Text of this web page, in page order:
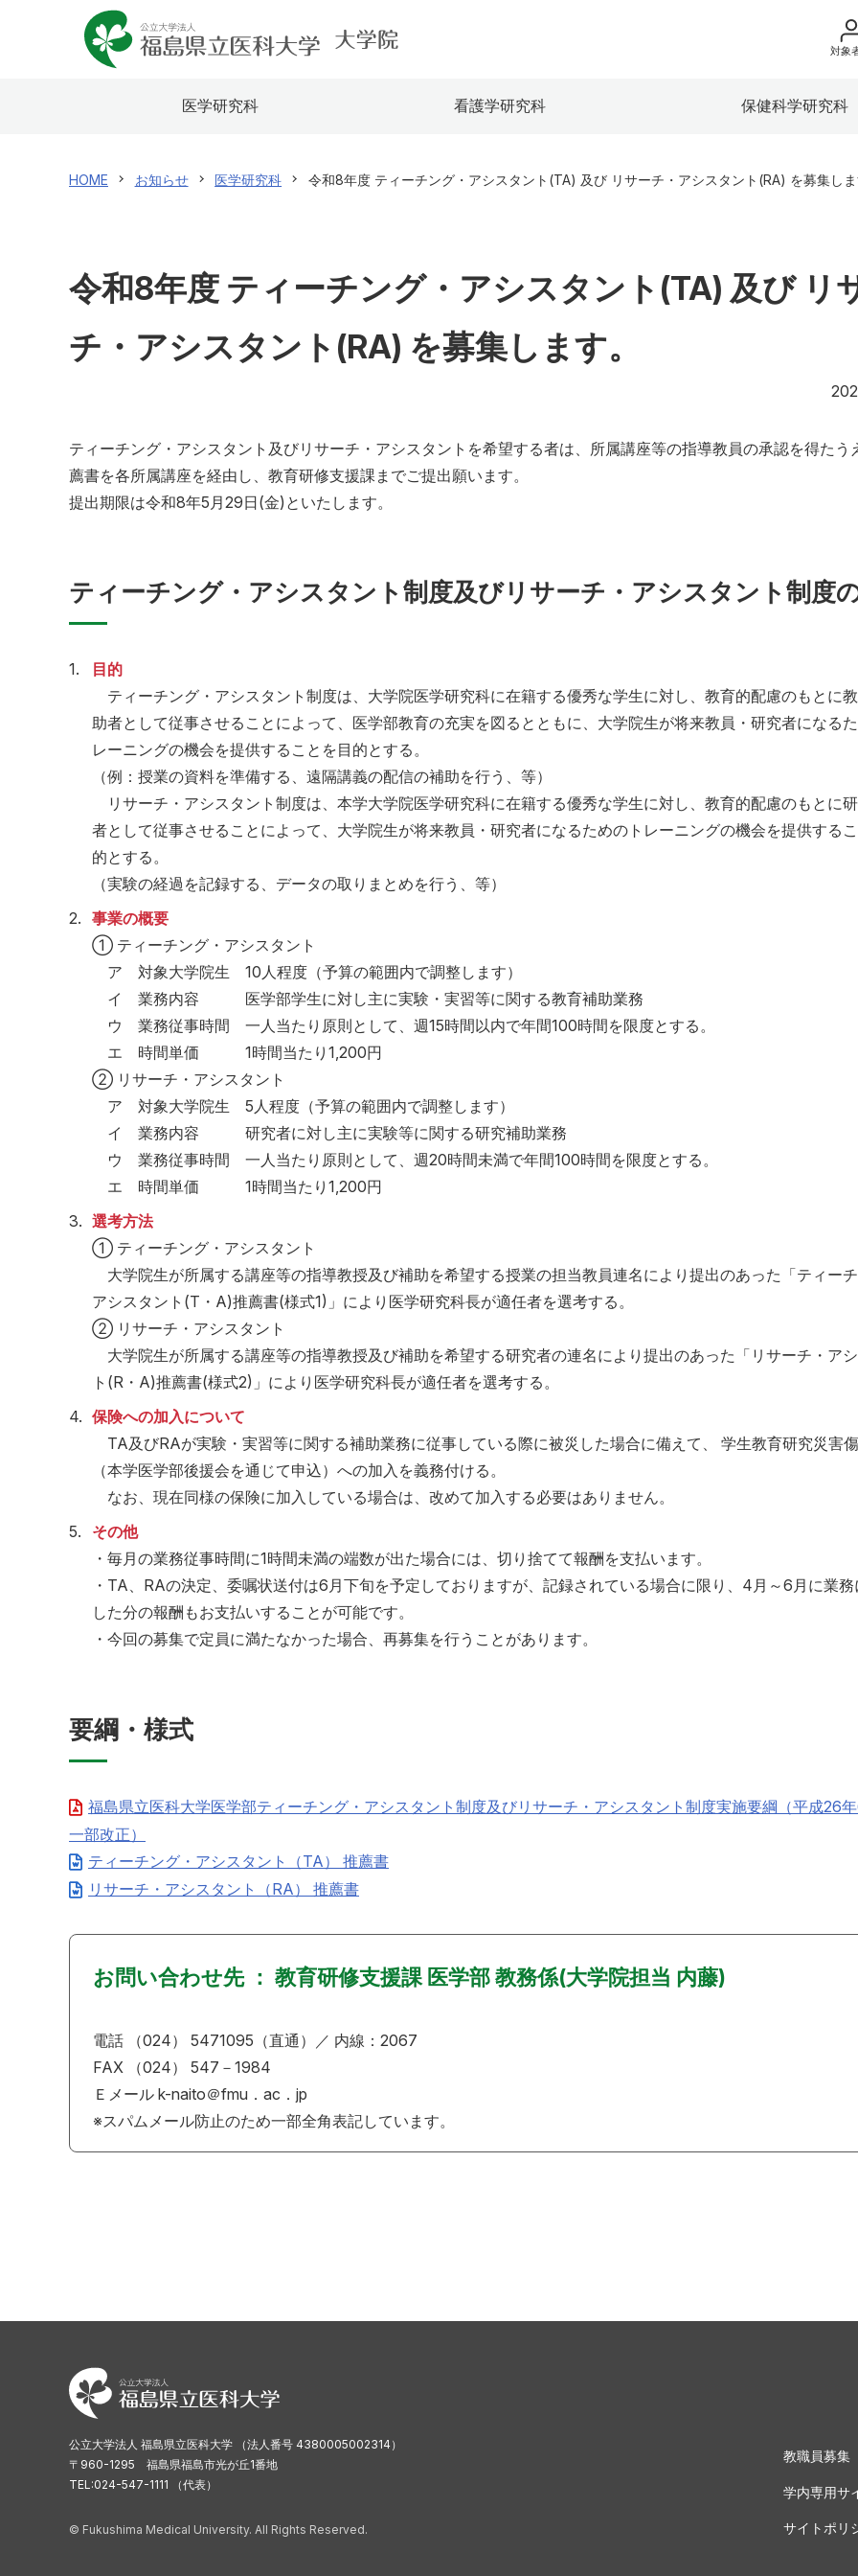
医学研究科 看護学研究科 保健科学研究科
対象
入学希望の方へ
HOME お知らせ 医学研究科 令和8年度 ティーチング・アシスタント(TA) 及び リサーチ・アシスタント(RA) を募集し
令和8年度 ティーチング・アシスタント(TA) 及び リ
チ・アシスタント(RA) を募集します。
ティーチング・アシスタント及びリサーチ・アシスタントを希望する者は、所属講座等の指導教員の承認を得たう
薦書を各所属講座を経由し、教育研修支援課までご提出願います。
提出期限は令和8年5月29日(金)といたします。
ティーチング・アシスタント制度及びリサーチ・アシスタント制度
1.
目的
ティーチング・アシスタント制度は、大学院医学研究科に在籍する優秀な学生に対し、教育的配慮のもとに
助者として従事させることによって、医学部教育の充実を図るとともに、大学院生が将来教員・研究者になる
レーニングの機会を提供することを目的とする。
（例：授業の資料を準備する、遠隔講義の配信の補助を行う、等）
リサーチ・アシスタント制度は、本学大学院医学研究科に在籍する優秀な学生に対し、教育的配慮のもとに
者として従事させることによって、大学院生が将来教員・研究者になるためのトレーニングの機会を提供する
的とする。
（実験の経過を記録する、データの取りまとめを行う、等）
2. 事業の概要
① ティーチング・アシスタント
ア 対象大学院生 10人程度（予算の範囲内で調整します）
イ 業務内容 医学部学生に対し主に実験・実習等に関する教育補助業務
ウ 業務従事時間 一人当たり原則として、週15時間以内で年間100時間を限度とする。
エ 時間単価 1時間当たり1,200円
② リサーチ・アシスタント
ア 対象大学院生 5人程度（予算の範囲内で調整します）
イ 業務内容 研究者に対し主に実験等に関する研究補助業務
ウ 業務従事時間 一人当たり原則として、週20時間未満で年間100時間を限度とする。
エ 時間単価 1時間当たり1,200円
3. 選考方法
① ティーチング・アシスタント
大学院生が所属する講座等の指導教授及び補助を希望する授業の担当教員連名により提出のあった「ティー
アシスタント(T・A)推薦書(様式1)」により医学研究科長が適任者を選考する。
② リサーチ・アシスタント
大学院生が所属する講座等の指導教授及び補助を希望する研究者の連名により提出のあった「リサーチ・ア
ト(R・A)推薦書(様式2)」により医学研究科長が適任者を選考する。
4. 保険への加入について
TA及びRAが実験・実習等に関する補助業務に従事している際に被災した場合に備えて、 学生教育研究災害
（本学医学部後援会を通じて申込）への加入を義務付ける。
なお、現在同様の保険に加入している場合は、改めて加入する必要はありません。
5.
その他
・毎月の業務従事時間に1時間未満の端数が出た場合には、切り捨てて報酬を支払います。
・TA、RAの決定、委嘱状送付は6月下旬を予定しておりますが、記録されている場合に限り、4月～6月に業
した分の報酬もお支払いすることが可能です。
・今回の募集で定員に満たなかった場合、再募集を行うことがあります。
要綱・様式
福島県立医科大学医学部ティーチング・アシスタント制度及びリサーチ・アシスタント制度実施要綱（平成26
一部改正）
ティーチング・アシスタント（TA） 推薦書
リサーチ・アシスタント（RA） 推薦書
お問い合わせ先 ： 教育研修支援課 医学部 教務係(大学院担当 内藤)
電話 （024） 5471095（直通）／ 内線：2067
FAX （024） 547－1984
Ｅメール k-naito＠fmu．ac．jp
※スパムメール防止のため一部全角表記しています。
教職員募集
学内専用サ
サイトポリ
公立大学法人 福島県立医科大学 （法人番号 4380005002314）
〒960-1295 福島県福島市光が丘1番地
TEL:024-547-1111 （代表）
© Fukushima Medical University. All Rights Reserved.